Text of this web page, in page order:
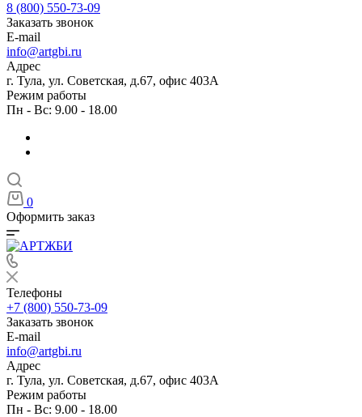
8 (800) 550-73-09
Заказать звонок
E-mail
info@artgbi.ru
Адрес
г. Тула, ул. Советская, д.67, офис 403А
Режим работы
Пн - Вс: 9.00 - 18.00
0
Оформить заказ
Телефоны
+7 (800) 550-73-09
Заказать звонок
E-mail
info@artgbi.ru
Адрес
г. Тула, ул. Советская, д.67, офис 403А
Режим работы
Пн - Вс: 9.00 - 18.00